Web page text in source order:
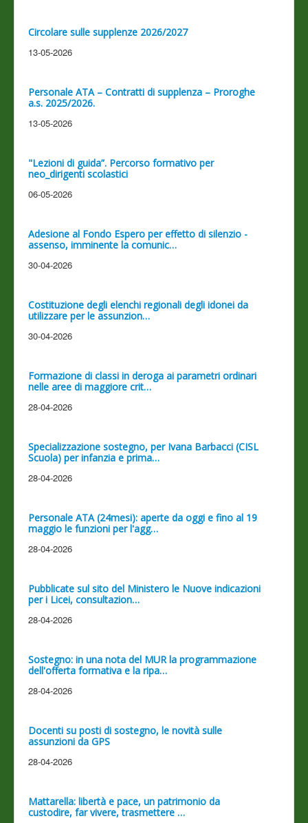
Circolare sulle supplenze 2026/2027
13-05-2026
Personale ATA – Contratti di supplenza – Proroghe
a.s. 2025/2026.
13-05-2026
"Lezioni di guida”. Percorso formativo per
neo_dirigenti scolastici
06-05-2026
Adesione al Fondo Espero per effetto di silenzio -
assenso, imminente la comunic…
30-04-2026
Costituzione degli elenchi regionali degli idonei da
utilizzare per le assunzion…
30-04-2026
Formazione di classi in deroga ai parametri ordinari
nelle aree di maggiore crit…
28-04-2026
Specializzazione sostegno, per Ivana Barbacci (CISL
Scuola) per infanzia e prima…
28-04-2026
Personale ATA (24mesi): aperte da oggi e fino al 19
maggio le funzioni per l'agg…
28-04-2026
Pubblicate sul sito del Ministero le Nuove indicazioni
per i Licei, consultazion…
28-04-2026
Sostegno: in una nota del MUR la programmazione
dell'offerta formativa e la ripa…
28-04-2026
Docenti su posti di sostegno, le novità sulle
assunzioni da GPS
28-04-2026
Mattarella: libertà e pace, un patrimonio da
custodire, far vivere, trasmettere …